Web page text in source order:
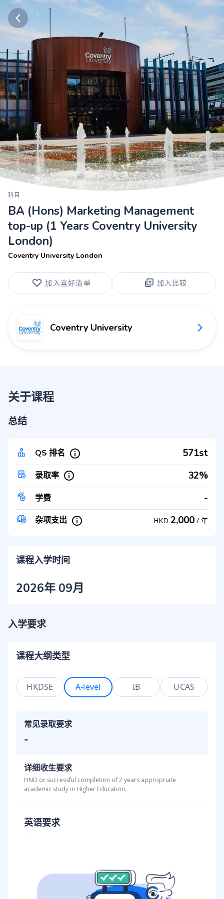
科目
BA (Hons) Marketing Management
top-up (1 Years Coventry University
London)
Coventry University London
加入喜好清单 加入比较
Coventry University
关于课程
总结
QS 排名 571st
录取率 32%
学费 -
杂项支出 HKD 2,000 / 年
课程入学时间
2026年 09月
入学要求
课程大纲类型
HKDSE A-level IB UCAS
常见录取要求
-
详细收生要求
HND or successful completion of 2 years appropriate
academic study in Higher Education.
英语要求
-